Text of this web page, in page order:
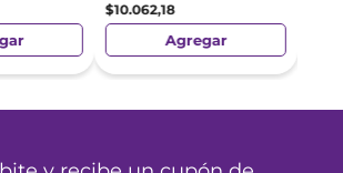
$10.062,18
Agregar